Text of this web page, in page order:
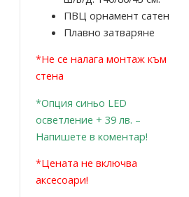
ПВЦ орнамент сатен
Плавно затваряне
*Не се налага монтаж към
стена
*Опция синьо LED
осветление + 39 лв. –
Напишете в коментар!
*Цената не включва
аксесоари!